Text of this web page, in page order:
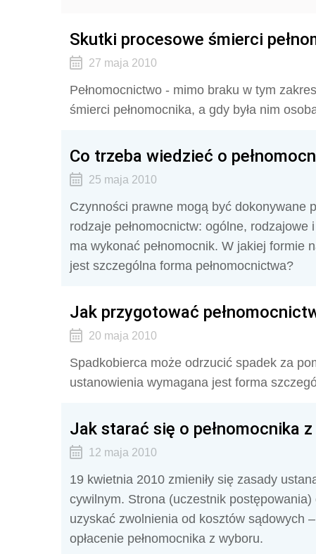
Skutki procesowe śmierci
27 maja 2010
Pełnomocnictwo - mimo braku w tym
śmierci pełnomocnika, a gdy była nim
Co trzeba wiedzieć o
25 maja 2010
Czynności prawne mogą być dokonywane
rodzaje pełnomocnictw: ogólne,
ma wykonać pełnomocnik. W jakiej formie
jest szczególna forma pełnomocnictwa?
Jak przygotować
20 maja 2010
Spadkobierca może odrzucić spadek za
ustanowienia wymagana jest forma
Jak starać się o pełnomocnika
12 maja 2010
19 kwietnia 2010 zmieniły się zasady
cywilnym. Strona (uczestnik
uzyskać zwolnienia od kosztów sądowych
opłacenie pełnomocnika z wyboru.